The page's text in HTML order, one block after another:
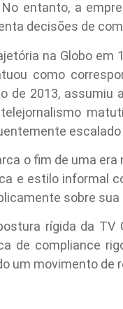
No entanto, a
decisões de
na Globo
como
de 2013, assumiu
o fim de uma era
e estilo informal
sobre
rígida da
de compliance
um movimento de